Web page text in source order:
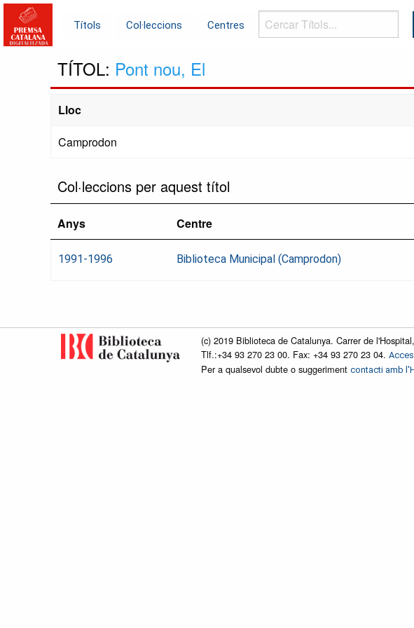
Títols Col·leccions Centres
Cercar
Títols...
TÍTOL: Pont nou, El
Lloc
Camprodon
Col·leccions per aquest títol
Anys Centre
1991-1996 Biblioteca Municipal (Camprodon)
(c) 2019 Biblioteca de Catalunya. Carrer de
Tlf.:+34 93 270 23 00. Fax: +34 93 270 23 04.
Per a qualsevol dubte o suggeriment contacti amb